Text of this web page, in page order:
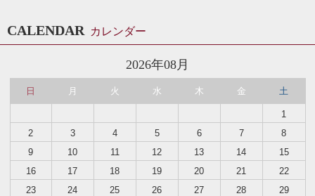
CALENDAR カレンダー
2026年08月
日 月 火 水 木 金 土
1
2
3 4 5 6 7
8
9
10 11 12 13 14
15
16
17 18 19 20 21
22
23
24 25 26 27 28
29